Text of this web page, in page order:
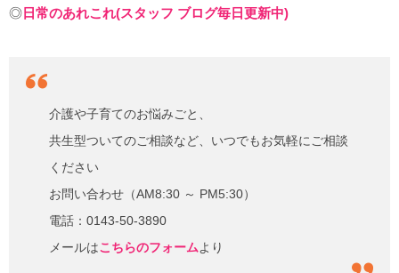
◎ 日常のあれこれ(スタッフ ブログ毎日更新中)
介護や子育てのお悩みごと、
共生型ついてのご相談など、いつでもお気軽にご相談
ください
お問い合わせ（AM8:30 ～ PM5:30）
電話：0143-50-3890
メールはこちらのフォームより